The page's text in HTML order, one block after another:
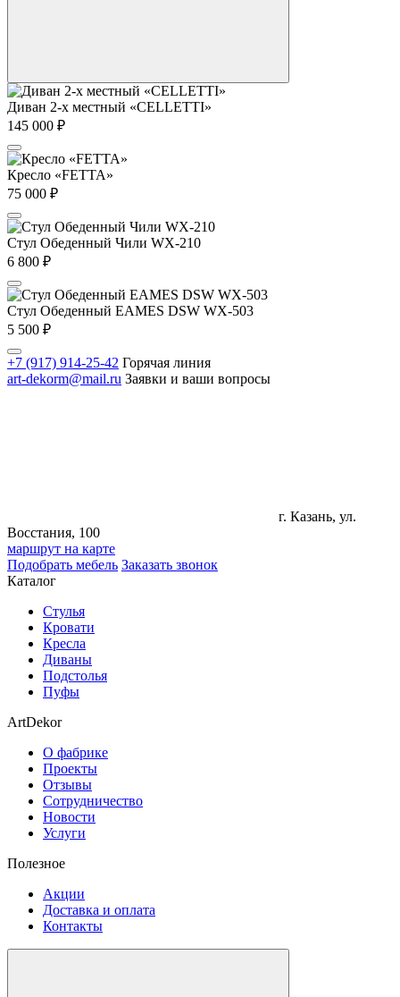
Диван 2-х местный «CELLETTI»
145 000 ₽
Кресло «FETTA»
75 000 ₽
Стул Обеденный Чили WX-210
6 800 ₽
Стул Обеденный EAMES DSW WX-503
5 500 ₽
+7 (917) 914-25-42 Горячая линия
art-dekorm@mail.ru Заявки и ваши вопросы
г. Казань, ул.
Восстания, 100
маршрут на карте
Подобрать мебель Заказать звонок
Каталог
Стулья
Кровати
Кресла
Диваны
Подстолья
Пуфы
ArtDekor
О фабрике
Проекты
Отзывы
Сотрудничество
Новости
Услуги
Полезное
Акции
Доставка и оплата
Контакты